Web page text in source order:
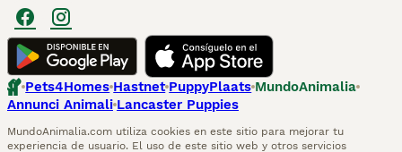
Pets4Homes Hastnet PuppyPlaats MundoAnimalia
Annunci Animali Lancaster Puppies
MundoAnimalia.com utiliza cookies en este sitio para mejorar tu
experiencia de usuario. El uso de este sitio web y otros servicios